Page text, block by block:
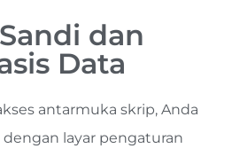
dan
Data
antarmuka skrip, Anda
layar pengaturan